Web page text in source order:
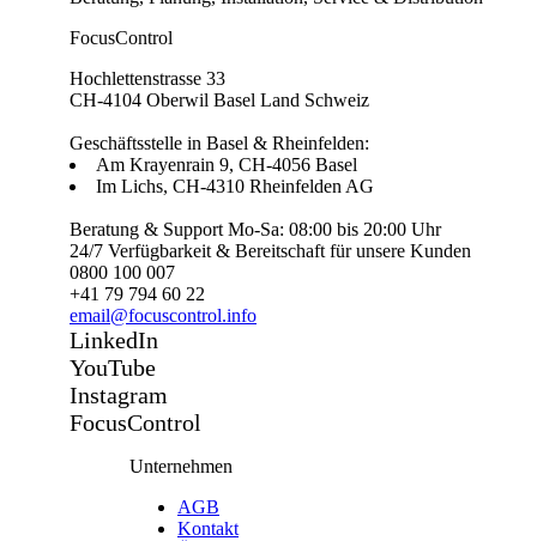
FocusControl
Hochlettenstrasse 33
CH-4104 Oberwil Basel Land Schweiz
Geschäftsstelle in Basel & Rheinfelden:
Am Krayenrain 9, CH-4056 Basel
Im Lichs, CH-4310 Rheinfelden AG
Beratung & Support Mo-Sa: 08:00 bis 20:00 Uhr
24/7 Verfügbarkeit & Bereitschaft für unsere Kunden
0800 100 007
+41 79 794 60 22
email@focuscontrol.info
LinkedIn
YouTube
Instagram
FocusControl
Unternehmen
AGB
Kontakt